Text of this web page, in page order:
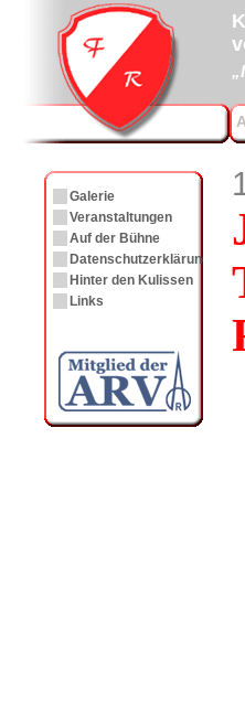
Galerie
Veranstaltungen
Auf der Bühne
Datenschutzerklärung
Hinter den Kulissen
Links